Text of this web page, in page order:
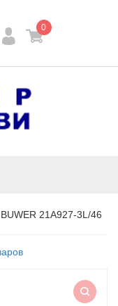
0
BUWER 21A927-3L/46